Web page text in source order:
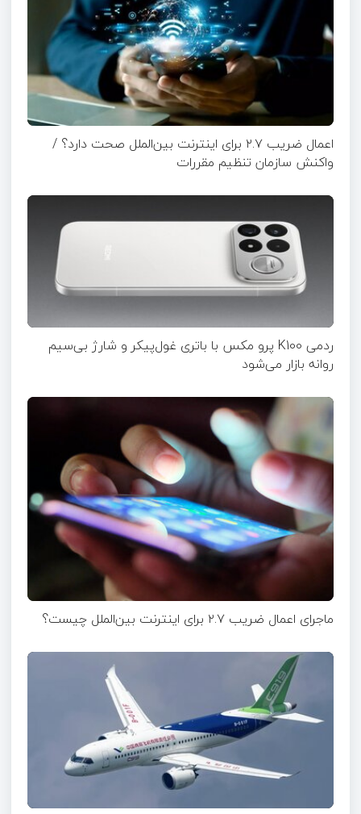
اعمال ضریب ۲.۷ برای اینترنت بین‌الملل صحت دارد؟ /
واکنش سازمان تنظیم مقررات
ردمی K100 پرو مکس با باتری غول‌پیکر و شارژ بی‌سیم
روانه بازار می‌شود
ماجرای اعمال ضریب ۲.۷ برای اینترنت بین‌الملل چیست؟